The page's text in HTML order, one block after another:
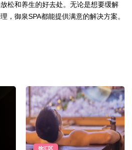
松和养生的好去处。无论是想要缓解
，御泉SPA都能提供满意的解决方案。
徐汇区